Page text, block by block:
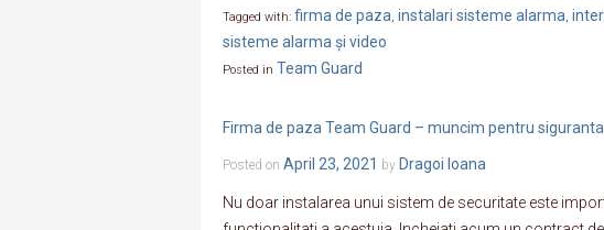
Tagged with: firma de paza, instalari sisteme alarma,
sisteme alarma și video
Posted in Team Guard
Firma de paza Team Guard – muncim pentru
Posted on April 23, 2021 by Dragoi Ioana
Nu doar instalarea unui sistem de securitate este